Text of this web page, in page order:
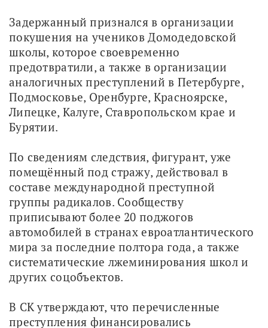
Задержанный признался в организации
покушения на учеников Домодедовской
школы, которое своевременно
предотвратили, а также в организации
аналогичных преступлений в Петербурге,
Подмосковье, Оренбурге, Красноярске,
Липецке, Калуге, Ставропольском крае и
Бурятии.
По сведениям следствия, фигурант, уже
помещённый под стражу, действовал в
составе международной преступной
группы радикалов. Сообществу
приписывают более 20 поджогов
автомобилей в странах евроатлантического
мира за последние полтора года, а также
систематические лжеминирования школ и
других соцобъектов.
В СК утверждают, что перечисленные
преступления финансировались